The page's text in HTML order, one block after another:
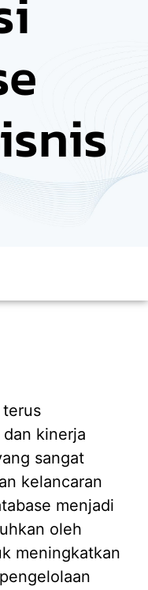
terus
kinerja
sangat
kelancaran
menjadi
oleh
meningkatkan